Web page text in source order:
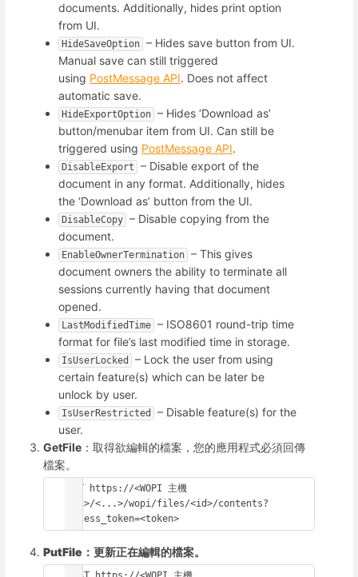
documents. Additionally, hides print option
from UI.
HideSaveOption – Hides save button from UI.
Manual save can still triggered
using PostMessage API. Does not affect
automatic save.
HideExportOption – Hides ‘Download as’
button/menubar item from UI. Can still be
triggered using PostMessage API.
DisableExport
– Disable export of the
document in any format. Additionally, hides
the ‘Download as’ button from the UI.
DisableCopy – Disable copying from the
document.
EnableOwnerTermination – This gives
document owners the ability to terminate all
sessions currently having that document
opened.
LastModifiedTime – ISO8601 round-trip time
format for file’s last modified time in storage.
IsUserLocked
– Lock the user from using
certain feature(s) which can be later be
unlock by user.
IsUserRestricted
– Disable feature(s) for the
user.
GetFile ：取得欲編輯的檔案，您的應用程式必須回傳
檔案。
GET https://<WOPI 主機
URL>/<...>/wopi/files/<id>/contents?
access_token=<token>
PutFile：更新正在編輯的檔案。